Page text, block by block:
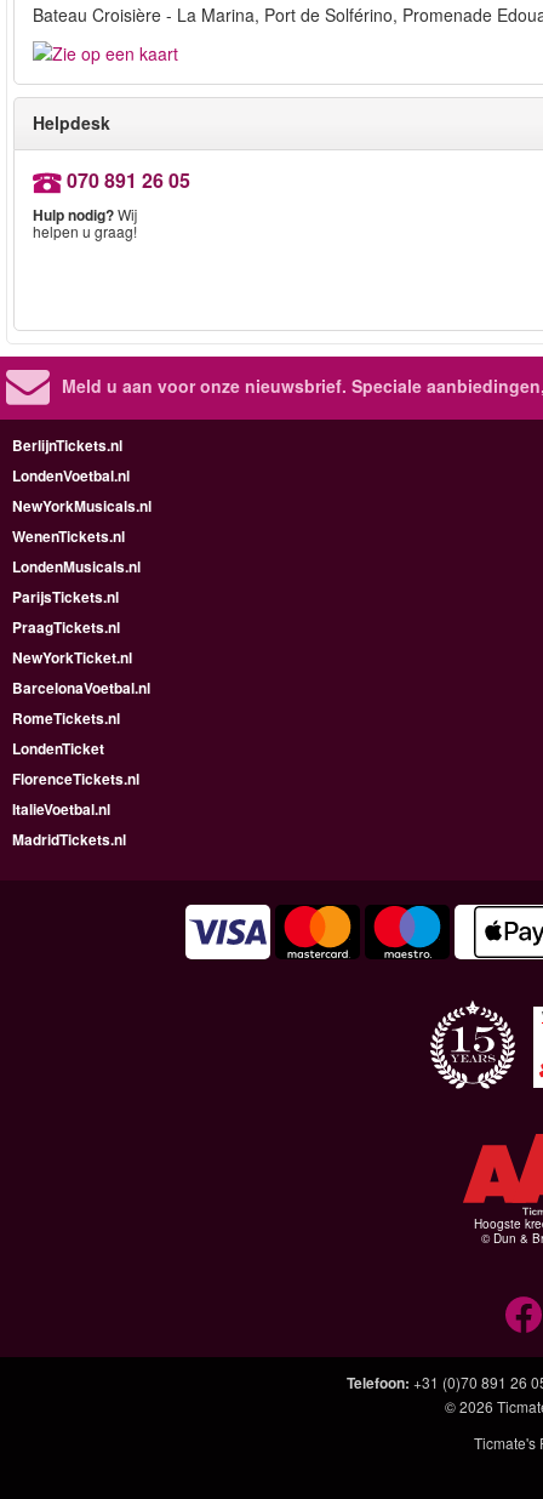
Bateau Croisière - La Marina, Port de Solférino, Promenade
Helpdesk
070 891 26 05
Hulp nodig?Wij
helpen u graag!
Meld u aan voor onze nieuwsbrief. Speciale
BerlijnTickets.nl
LondenVoetbal.nl
NewYorkMusicals.nl
WenenTickets.nl
LondenMusicals.nl
ParijsTickets.nl
PraagTickets.nl
NewYorkTicket.nl
BarcelonaVoetbal.nl
RomeTickets.nl
LondenTicket
FlorenceTickets.nl
ItalieVoetbal.nl
MadridTickets.nl
Hoogste
© Dun &
Telefoon: +31 (0)70 891 26
© 2026
Ticmate's